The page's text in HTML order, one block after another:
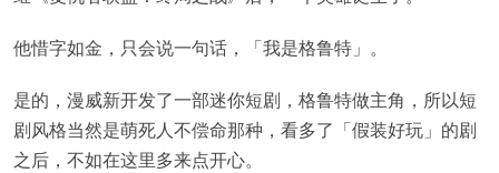
他惜字如金，只会说一句话，「我是格鲁特」。
是的，漫威新开发了一部迷你短剧，格鲁特做主角，所以短
剧风格当然是萌死人不偿命那种，看多了「假装好玩」的剧
之后，不如在这里多来点开心。